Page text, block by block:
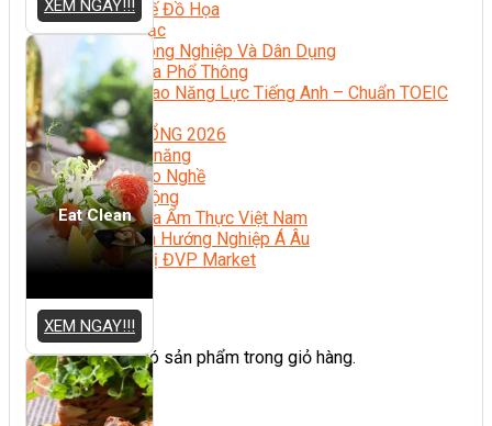
Thiết Kế Đồ Họa
Âm Nhạc
Điện Công Nghiệp Và Dân Dụng
Văn Hóa Phổ Thông
Nâng Cao Năng Lực Tiếng Anh – Chuẩn TOEIC
Tin Tức
HỌC BỔNG 2026
Học kỹ năng
Đào Tạo Nghề
Hoạt Động
Văn Hóa Ẩm Thực Việt Nam
Sự Kiện Hướng Nghiệp Á Âu
Siêu Thị ĐVP Market
Chưa có sản phẩm trong giỏ hàng.
XEM NGAY!!!
Eat Clean
XEM NGAY!!!